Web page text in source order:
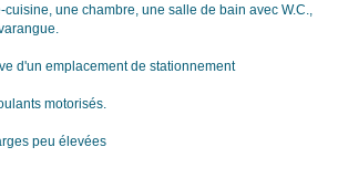
une chambre, une salle de bain avec W.C.,
d'un emplacement de stationnement
motorisés.
peu élevées